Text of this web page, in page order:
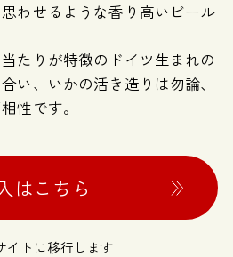
わせるような香り高いビール
たりが特徴のドイツ生まれの
い、いかの活き造りは勿論、
性です。
はこちら
トに移行します